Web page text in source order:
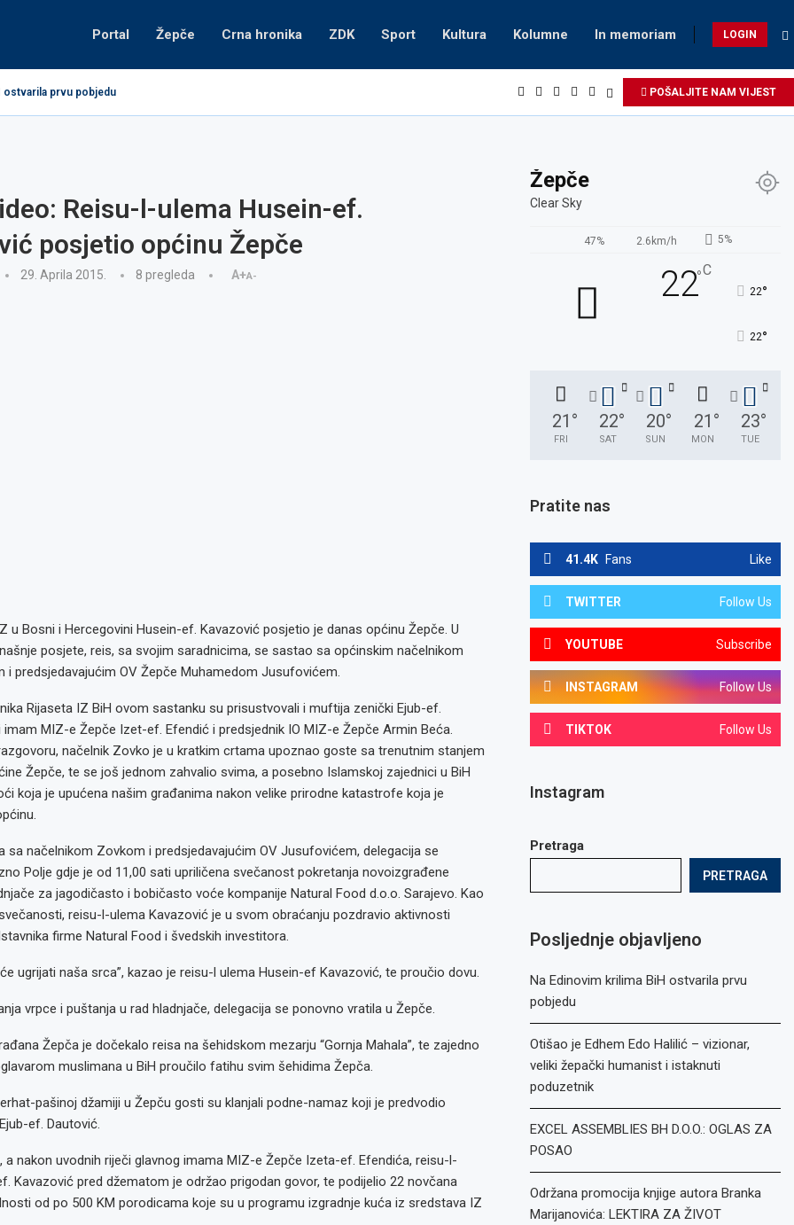
Portal Žepče Crna hronika ZDK Sport Kultura Kolumne In memoriam LOGIN
ostvarila prvu pobjedu POŠALJITE NAM VIJEST
Reisu-l-ulema Husein-ef.
posjetio općinu Žepče
29. Aprila 2015. 8 pregleda A+A-
u Bosni i Hercegovini Husein-ef. Kavazović posjetio je danas općinu Žepče. U
posjete, reis, sa svojim saradnicima, se sastao sa općinskim načelnikom
i predsjedavajućim OV Žepče Muhamedom Jusufovićem.
Rijaseta IZ BiH ovom sastanku su prisustvovali i muftija zenički Ejub-ef.
imam MIZ-e Žepče Izet-ef. Efendić i predsjednik IO MIZ-e Žepče Armin Beća.
načelnik Zovko je u kratkim crtama upoznao goste sa trenutnim stanjem
Žepče, te se još jednom zahvalio svima, a posebno Islamskoj zajednici u BiH
koja je upućena našim građanima nakon velike prirodne katastrofe koja je
sa načelnikom Zovkom i predsjedavajućim OV Jusufovićem, delegacija se
Polje gdje je od 11,00 sati upriličena svečanost pokretanja novoizgrađene
za jagodičasto i bobičasto voće kompanije Natural Food d.o.o. Sarajevo. Kao
reisu-l-ulema Kavazović je u svom obraćanju pozdravio aktivnosti
firme Natural Food i švedskih investitora.
ugrijati naša srca”, kazao je reisu-l ulema Husein-ef Kavazović, te proučio dovu.
vrpce i puštanja u rad hladnjače, delegacija se ponovno vratila u Žepče.
Žepča je dočekalo reisa na šehidskom mezarju “Gornja Mahala”, te zajedno
muslimana u BiH proučilo fatihu svim šehidima Žepča.
pašinoj džamiji u Žepču gosti su klanjali podne-namaz koji je predvodio
ef. Dautović.
a nakon uvodnih riječi glavnog imama MIZ-e Žepče Izeta-ef. Efendića, reisu-l-
Kavazović pred džematom je održao prigodan govor, te podijelio 22 novčana
od po 500 KM porodicama koje su u programu izgradnje kuća iz sredstava IZ
Žepče
Clear Sky
47% 2.6km/h 5%
22°C
22°
22°
21 °
FRI
22°
SAT
20°
SUN
21 °
MON
23°
TUE
Pratite nas
41.4K Fans Like
TWITTER Follow Us
YOUTUBE Subscribe
INSTAGRAM Follow Us
TIKTOK Follow Us
Instagram
Pretraga
PRETRAGA
Posljednje objavljeno
Na Edinovim krilima BiH ostvarila prvu
pobjedu
Otišao je Edhem Edo Halilić – vizionar,
veliki žepački humanist i istaknuti
poduzetnik
EXCEL ASSEMBLIES BH D.O.O.: OGLAS ZA
POSAO
Održana promocija knjige autora Branka
Marijanovića: LEKTIRA ZA ŽIVOT